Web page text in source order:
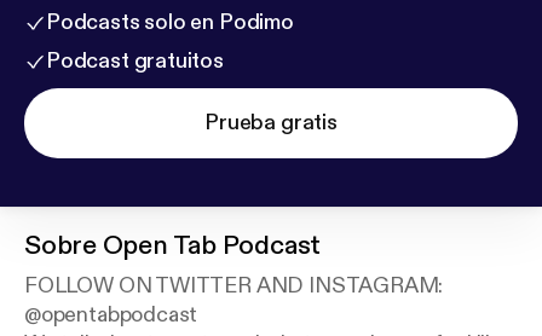
Podcasts solo en Podimo
Podcast gratuitos
Prueba gratis
Sobre Open Tab Podcast
FOLLOW ON TWITTER AND INSTAGRAM:
@opentabpodcast